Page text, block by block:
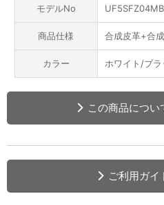
モデルNo UF5SFZ04MB
商品仕様 合成皮革+合
カラー ホワイト/ブ
この商品につい
ご利用ガイ